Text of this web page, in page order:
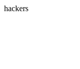
hackers